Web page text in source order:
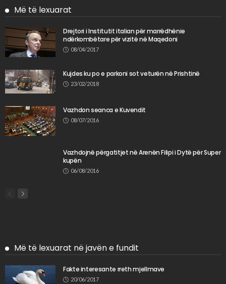
Më të lexuarat
Drejtori i Institutit italian për marrëdhënie
ndërkombëtare për vizitë në Maqedoni
08/04/2017
Kujdes ku po e parkoni sot veturën në Prishtinë
23/02/2018
Vazhdon seanca e Kuvendit
08/07/2016
Vazhdojnë përgatitjet në Arenën Filipi i Dytë për Super
kupën
06/08/2016
Më të lexuarat në javën e fundit
Fakte interesante rreth mjellmave
20/06/2017